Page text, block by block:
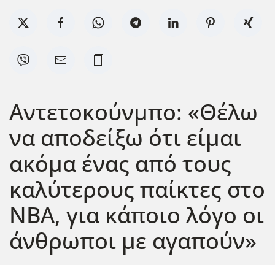
Αντετοκούνμπο: «Θέλω
να αποδείξω ότι είμαι
ακόμα ένας από τους
καλύτερους παίκτες στο
NBA, για κάποιο λόγο οι
άνθρωποι με αγαπούν»